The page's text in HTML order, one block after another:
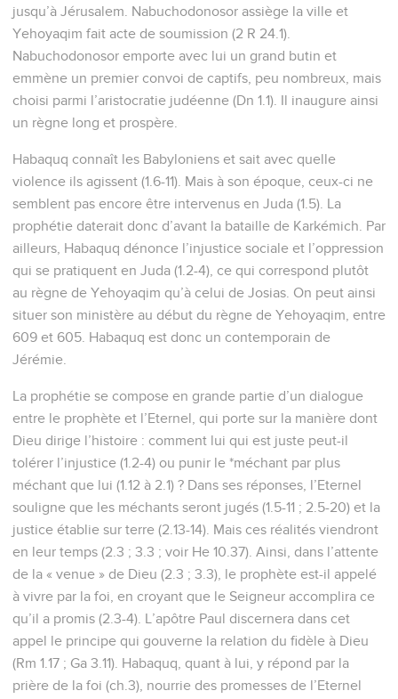
jusqu’à Jérusalem. Nabuchodonosor assiège la ville et
Yehoyaqim fait acte de soumission (2 R 24.1).
Nabuchodonosor emporte avec lui un grand butin et
emmène un premier convoi de captifs, peu nombreux, mais
choisi parmi l’aristocratie judéenne (Dn 1.1). Il inaugure ainsi
un règne long et prospère.
Habaquq connaît les Babyloniens et sait avec quelle
violence ils agissent (1.6-11). Mais à son époque, ceux-ci ne
semblent pas encore être intervenus en Juda (1.5). La
prophétie daterait donc d’avant la bataille de Karkémich. Par
ailleurs, Habaquq dénonce l’injustice sociale et l’oppression
qui se pratiquent en Juda (1.2-4), ce qui correspond plutôt
au règne de Yehoyaqim qu’à celui de Josias. On peut ainsi
situer son ministère au début du règne de Yehoyaqim, entre
609 et 605. Habaquq est donc un contemporain de
Jérémie.
La prophétie se compose en grande partie d’un dialogue
entre le prophète et l’Eternel, qui porte sur la manière dont
Dieu dirige l’histoire : comment lui qui est juste peut-il
tolérer l’injustice (1.2-4) ou punir le *méchant par plus
méchant que lui (1.12 à 2.1) ? Dans ses réponses, l’Eternel
souligne que les méchants seront jugés (1.5-11 ; 2.5-20) et la
justice établie sur terre (2.13-14). Mais ces réalités viendront
en leur temps (2.3 ; 3.3 ; voir He 10.37). Ainsi, dans l’attente
de la « venue » de Dieu (2.3 ; 3.3), le prophète est-il appelé
à vivre par la foi, en croyant que le Seigneur accomplira ce
qu’il a promis (2.3-4). L’apôtre Paul discernera dans cet
appel le principe qui gouverne la relation du fidèle à Dieu
(Rm 1.17 ; Ga 3.11). Habaquq, quant à lui, y répond par la
prière de la foi (ch.3), nourrie des promesses de l’Eternel